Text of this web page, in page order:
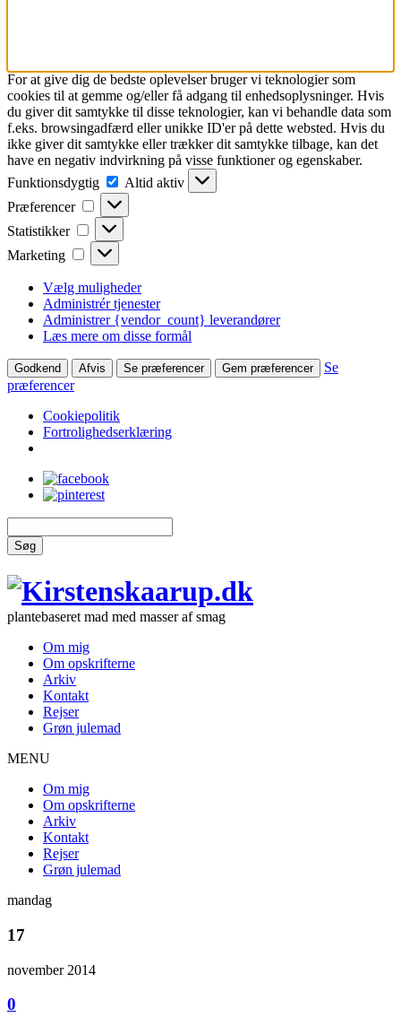
For at give dig de bedste oplevelser bruger vi teknologier som
cookies til at gemme og/eller få adgang til enhedsoplysninger. Hvis
du giver dit samtykke til disse teknologier, kan vi behandle data som
f.eks. browsingadfærd eller unikke ID'er på dette websted. Hvis du
ikke giver dit samtykke eller trækker dit samtykke tilbage, kan det
have en negativ indvirkning på visse funktioner og egenskaber.
Funktionsdygtig
Funktionsdygtig
Altid aktiv
Præferencer
Præferencer
Statistikker Statistikker
Marketing Marketing
Vælg muligheder
Administrér tjenester
Administrer {vendor_count} leverandører
Læs mere om disse formål
Godkend Afvis Se præferencer Gem præferencer
Se
præferencer
Cookiepolitik
Fortrolighedserklæring
Søg
plantebaseret mad med masser af smag
Om mig
Om opskrifterne
Arkiv
Kontakt
Rejser
Grøn julemad
MENU
Om mig
Om opskrifterne
Arkiv
Kontakt
Rejser
Grøn julemad
mandag
17
november 2014
0